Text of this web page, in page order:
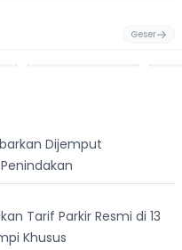
Geser
Dijemput
Tarif Parkir Resmi di 13
Khusus